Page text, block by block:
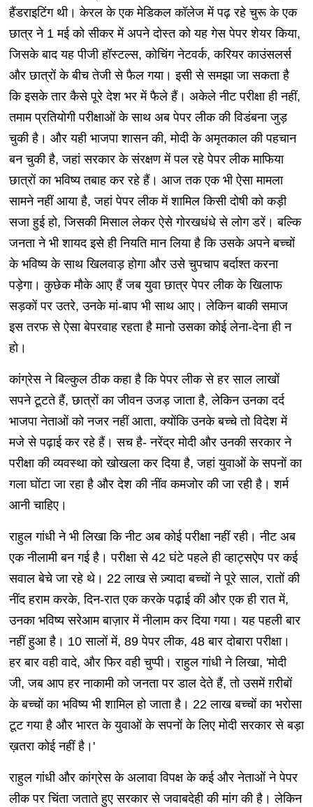
हैंडराइटिंग थी। केरल के एक मेडिकल कॉलेज में पढ़ रहे चुरू के एक
छात्र ने 1 मई को सीकर में अपने दोस्त को यह गेस पेपर शेयर किया,
जिसके बाद यह पीजी हॉस्टल्स, कोचिंग नेटवर्क, करियर काउंसलर्स
और छात्रों के बीच तेजी से फैल गया। इसी से समझा जा सकता है
कि इसके तार कैसे पूरे देश भर में फैले हैं। अकेले नीट परीक्षा ही नहीं,
तमाम प्रतियोगी परीक्षाओं के साथ अब पेपर लीक की विडंबना जुड़
चुकी है। और यही भाजपा शासन की, मोदी के अमृतकाल की पहचान
बन चुकी है, जहां सरकार के संरक्षण में पल रहे पेपर लीक माफिया
छात्रों का भविष्य तबाह कर रहे हैं। आज तक एक भी ऐसा मामला
सामने नहीं आया है, जहां पेपर लीक में शामिल किसी दोषी को कड़ी
सजा हुई हो, जिसकी मिसाल लेकर ऐसे गोरखधंधे से लोग डरें। बल्कि
जनता ने भी शायद इसे ही नियति मान लिया है कि उसके अपने बच्चों
के भविष्य के साथ खिलवाड़ होगा और उसे चुपचाप बर्दाश्त करना
पड़ेगा। कुछेक मौके आए हैं जब युवा छात्र पेपर लीक के खिलाफ
सड़कों पर उतरे, उनके मां-बाप भी साथ आए। लेकिन बाकी समाज
इस तरफ से ऐसा बेपरवाह रहता है मानो उसका कोई लेना-देना ही न
हो।
कांग्रेस ने बिल्कुल ठीक कहा है कि पेपर लीक से हर साल लाखों
सपने टूटते हैं, छात्रों का जीवन उजड़ जाता है, लेकिन उनका दर्द
भाजपा नेताओं को नजर नहीं आता, क्योंकि उनके बच्चे तो विदेश में
मजे से पढ़ाई कर रहे हैं। सच है- नरेंद्र मोदी और उनकी सरकार ने
परीक्षा की व्यवस्था को खोखला कर दिया है, जहां युवाओं के सपनों का
गला घोंटा जा रहा है और देश की नींव कमजोर की जा रही है। शर्म
आनी चाहिए।
राहुल गांधी ने भी लिखा कि नीट अब कोई परीक्षा नहीं रही। नीट अब
एक नीलामी बन गई है। परीक्षा से 42 घंटे पहले ही व्हाट्सऐप पर कई
सवाल बेचे जा रहे थे। 22 लाख से ज़्यादा बच्चों ने पूरे साल, रातों की
नींद हराम करके, दिन-रात एक करके पढ़ाई की और एक ही रात में,
उनका भविष्य सरेआम बाज़ार में नीलाम कर दिया गया। यह पहली बार
नहीं हुआ है। 10 सालों में, 89 पेपर लीक, 48 बार दोबारा परीक्षा।
हर बार वही वादे, और फिर वही चुप्पी। राहुल गांधी ने लिखा, 'मोदी
जी, जब आप हर नाकामी को जनता पर डाल देते हैं, तो उसमें ग़रीबों
के बच्चों का भविष्य भी शामिल हो जाता है। 22 लाख बच्चों का भरोसा
टूट गया है और भारत के युवाओं के सपनों के लिए मोदी सरकार से बड़ा
ख़तरा कोई नहीं है।'
राहुल गांधी और कांग्रेस के अलावा विपक्ष के कई और नेताओं ने पेपर
लीक पर चिंता जताते हुए सरकार से जवाबदेही की मांग की है। लेकिन